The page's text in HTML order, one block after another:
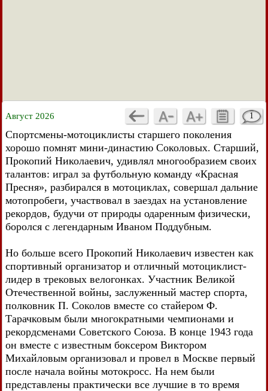
Август 2026 1
Спортсмены-мотоциклисты старшего поколения
хорошо помнят мини-династию Соколовых. Старший,
Прокопий Николаевич, удивлял многообразием своих
талантов: играл за футбольную команду «Красная
Пресня», разбирался в мотоциклах, совершал дальние
мотопробеги, участвовал в заездах на установление
рекордов, будучи от природы одаренным физически,
боролся с легендарным Иваном Поддубным.
Но больше всего Прокопий Николаевич известен как
спортивный организатор и отличный мотоциклист-
лидер в трековых велогонках. Участник Великой
Отечественной войны, заслуженный мастер спорта,
полковник П. Соколов вместе со стайером Ф.
Тарачковым были многократными чемпионами и
рекордсменами Советского Союза. В конце 1943 года
он вместе с известным боксером Виктором
Михайловым организовал и провел в Москве первый
после начала войны мотокросс. На нем были
представлены практически все лучшие в то время